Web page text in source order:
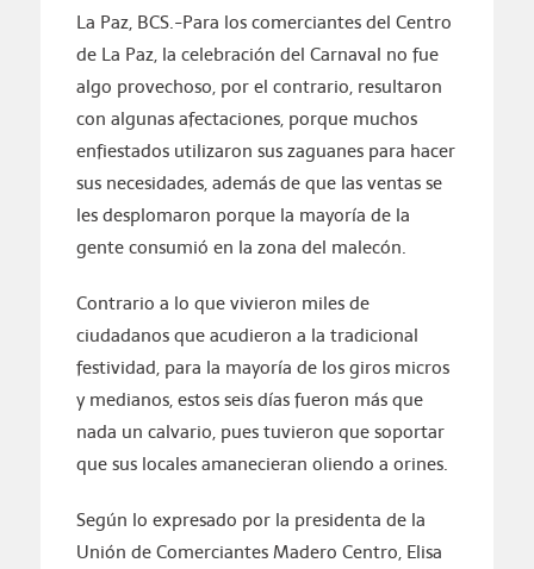
La Paz, BCS.-Para los comerciantes del Centro
de La Paz, la celebración del Carnaval no fue
algo provechoso, por el contrario, resultaron
con algunas afectaciones, porque muchos
enfiestados utilizaron sus zaguanes para hacer
sus necesidades, además de que las ventas se
les desplomaron porque la mayoría de la
gente consumió en la zona del malecón.
Contrario a lo que vivieron miles de
ciudadanos que acudieron a la tradicional
festividad, para la mayoría de los giros micros
y medianos, estos seis días fueron más que
nada un calvario, pues tuvieron que soportar
que sus locales amanecieran oliendo a orines.
Según lo expresado por la presidenta de la
Unión de Comerciantes Madero Centro, Elisa